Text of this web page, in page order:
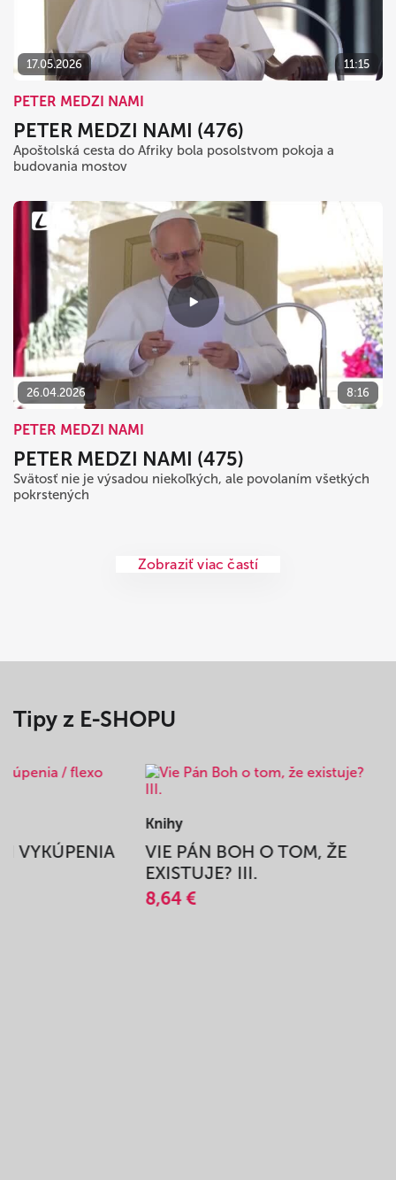
17.05.2026 11:15
PETER MEDZI NAMI
PETER MEDZI NAMI (476)
Apoštolská cesta do Afriky bola posolstvom pokoja a
budovania mostov
26.04.2026 8:16
PETER MEDZI NAMI
PETER MEDZI NAMI (475)
Svätosť nie je výsadou niekoľkých, ale povolaním všetkých
pokrstených
Zobraziť viac častí
Tipy z E-SHOPU
VYKÚPENIA
Knihy
VIE PÁN BOH O TOM, ŽE
EXISTUJE? III.
8,64 €